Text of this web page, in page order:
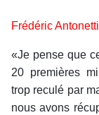
Frédéric
«Je pense que
20 premières
trop reculé par
nous avons